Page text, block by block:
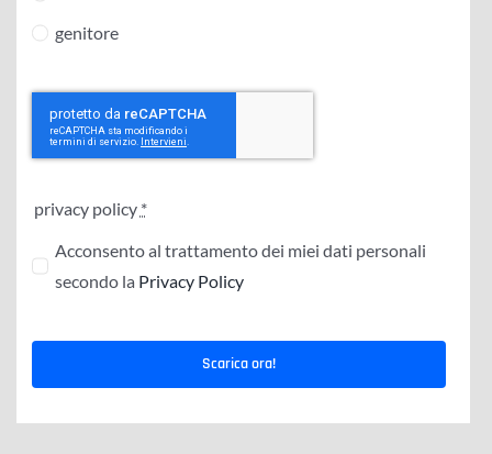
genitore
privacy policy *
Acconsento al trattamento dei miei dati personali
secondo la Privacy Policy
Scarica ora!